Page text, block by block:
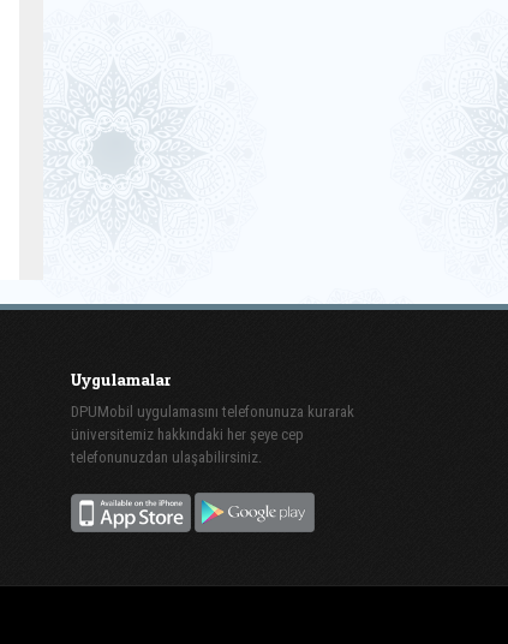
Uygulamalar
DPUMobil uygulamasını telefonunuza kurarak
üniversitemiz hakkındaki her şeye cep
telefonunuzdan ulaşabilirsiniz.